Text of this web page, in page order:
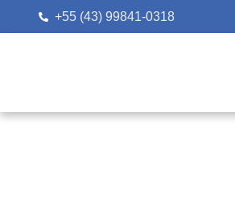
+55 (43) 99841-0318